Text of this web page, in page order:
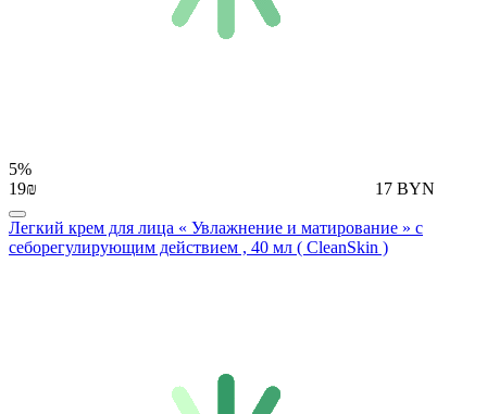
5%
19₪
17 BYN
Легкий крем для лица « Увлажнение и матирование » с
себорегулирующим действием , 40 мл ( CleanSkin )